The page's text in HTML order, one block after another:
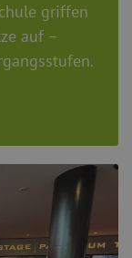
griffen
auf –